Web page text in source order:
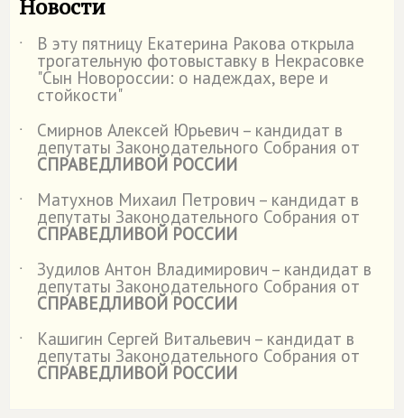
Новости
˙ В эту пятницу Екатерина Ракова открыла
трогательную фотовыставку в Некрасовке
"Сын Новороссии: о надеждах, вере и
стойкости"
˙
Смирнов Алексей Юрьевич – кандидат в
депутаты Законодательного Собрания от
СПРАВЕДЛИВОЙ РОССИИ
˙
Матухнов Михаил Петрович – кандидат в
депутаты Законодательного Собрания от
СПРАВЕДЛИВОЙ РОССИИ
˙
Зудилов Антон Владимирович – кандидат в
депутаты Законодательного Собрания от
СПРАВЕДЛИВОЙ РОССИИ
˙
Кашигин Сергей Витальевич – кандидат в
депутаты Законодательного Собрания от
СПРАВЕДЛИВОЙ РОССИИ